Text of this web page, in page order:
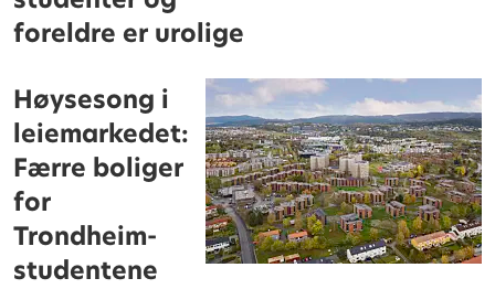
foreldre er urolige
Høysesong i
leiemarkedet:
Færre boliger
for
Trondheim-
studentene